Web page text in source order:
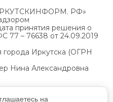
РФ»
принятия решения о
77 – 76638 от 24.09.2019
города Иркутска (ОГРН
Нина Александровна
на